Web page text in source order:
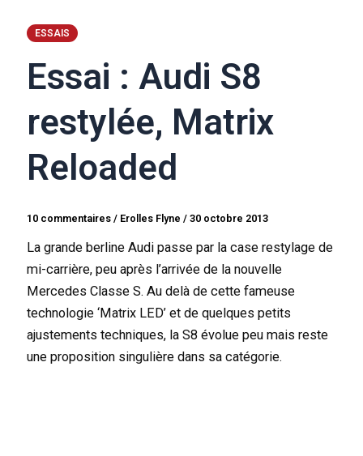
ESSAIS
Essai : Audi S8
restylée, Matrix
Reloaded
10 commentaires / Erolles Flyne/30 octobre 2013
La grande berline Audi passe par la case restylage de
mi-carrière, peu après l’arrivée de la nouvelle
Mercedes Classe S. Au delà de cette fameuse
technologie ‘Matrix LED’ et de quelques petits
ajustements techniques, la S8 évolue peu mais reste
une proposition singulière dans sa catégorie.